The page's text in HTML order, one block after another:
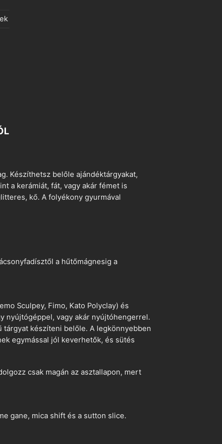
Készíthetsz belőle ajándéktárgyakat,
a kerámiát, fát, vagy akár fémet is
kő. A folyékony gyurmával
a hűtőmágnesig a
Sculpey, Fimo, Kato Polyclay) és
nyújtógéppel, vagy akár nyújtóhengerrel.
készíteni belőle. A legkönnyebben
egymással jól keverhetők, és sütés
csak magán az asztallapon, mert
gane, mica shift és a sutton slice.